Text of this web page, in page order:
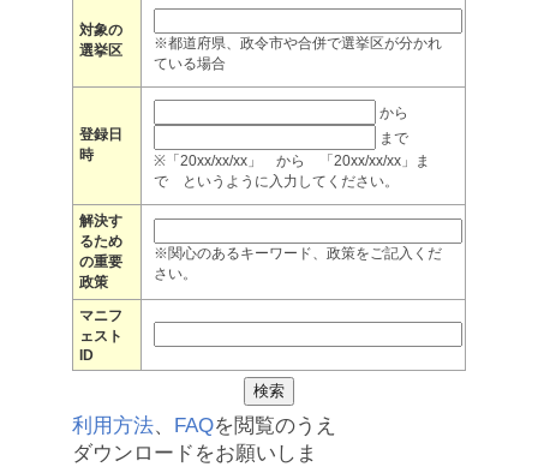
対象の
選挙区
※都道府県、政令市や合併で選挙区が分かれ
ている場合
登録日
時
から
まで
※「20xx/xx/xx」 から 「20xx/xx/xx」ま
で というように入力してください。
解決す
るため
の重要
政策
※関心のあるキーワード、政策をご記入くだ
さい。
マニフ
ェスト
ID
利用方法、 FAQを閲覧のうえ
ダウンロードをお願いしま